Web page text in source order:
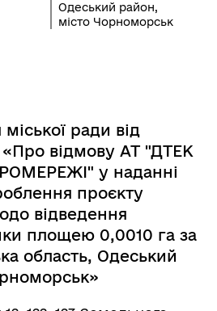
Одеський район,
місто Чорноморськ
ради від
відмову АТ "ДТЕК
у наданні
проєкту
відведення
площею 0,0010 га за
область, Одеський